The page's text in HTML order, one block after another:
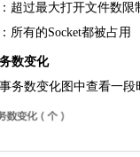
超过最大打开文件数限
所有的Socket都被占用
数变化
务数变化图中查看一段